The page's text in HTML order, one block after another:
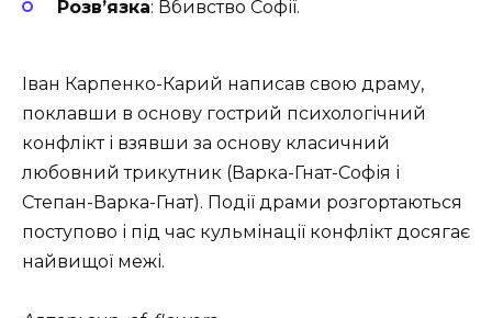
Розв’язка: Вбивство Софії.
Іван Карпенко-Карий написав свою драму,
поклавши в основу гострий психологічний
конфлікт і взявши за основу класичний
любовний трикутник (Варка-Гнат-Софія і
Степан-Варка-Гнат). Події драми розгортаються
поступово і під час кульмінації конфлікт досягає
найвищої межі.